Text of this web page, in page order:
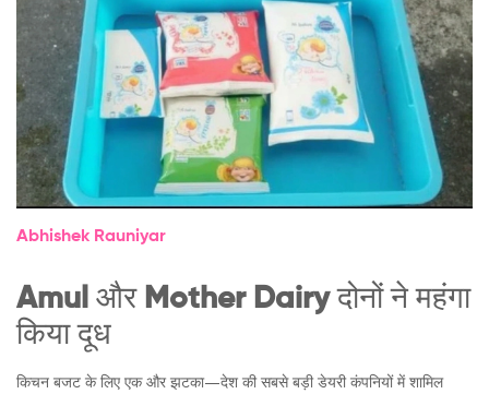
Abhishek Rauniyar
Amul और Mother Dairyदोनों ने महंगा
किया दूध
किचन बजट के लिए एक और झटका—देश की सबसे बड़ी डेयरी कंपनियों में शामिल